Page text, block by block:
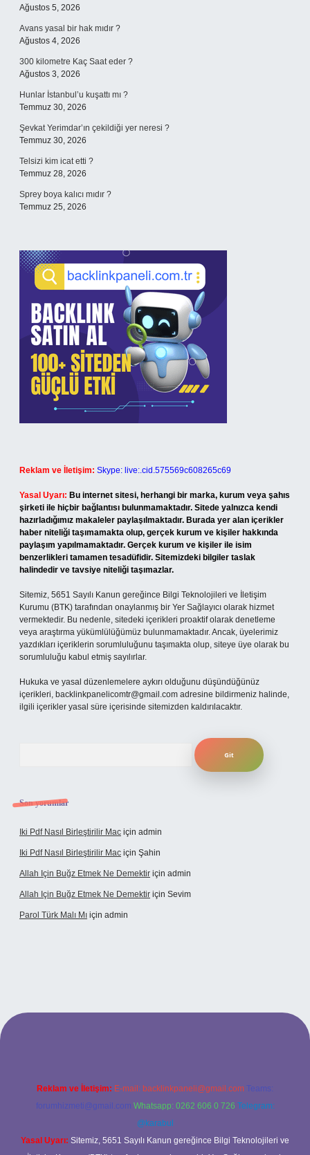
Ağustos 5, 2026
Avans yasal bir hak mıdır ?
Ağustos 4, 2026
300 kilometre Kaç Saat eder ?
Ağustos 3, 2026
Hunlar İstanbul’u kuşattı mı ?
Temmuz 30, 2026
Şevkat Yerimdar’ın çekildiği yer neresi ?
Temmuz 30, 2026
Telsizi kim icat etti ?
Temmuz 28, 2026
Sprey boya kalıcı mıdır ?
Temmuz 25, 2026
Reklam ve İletişim: Skype: live:.cid.575569c608265c69
Yasal Uyarı: Bu internet sitesi, herhangi bir marka, kurum veya şahıs
şirketi ile hiçbir bağlantısı bulunmamaktadır. Sitede yalnızca kendi
hazırladığımız makaleler paylaşılmaktadır. Burada yer alan içerikler
haber niteliği taşımamakta olup, gerçek kurum ve kişiler hakkında
paylaşım yapılmamaktadır. Gerçek kurum ve kişiler ile isim
benzerlikleri tamamen tesadüfidir. Sitemizdeki bilgiler taslak
halindedir ve tavsiye niteliği taşımazlar.
Sitemiz, 5651 Sayılı Kanun gereğince Bilgi Teknolojileri ve İletişim
Kurumu (BTK) tarafından onaylanmış bir Yer Sağlayıcı olarak hizmet
vermektedir. Bu nedenle, sitedeki içerikleri proaktif olarak denetleme
veya araştırma yükümlülüğümüz bulunmamaktadır. Ancak, üyelerimiz
yazdıkları içeriklerin sorumluluğunu taşımakta olup, siteye üye olarak bu
sorumluluğu kabul etmiş sayılırlar.
Hukuka ve yasal düzenlemelere aykırı olduğunu düşündüğünüz
içerikleri, backlinkpanelicomtr@gmail.com adresine bildirmeniz halinde,
ilgili içerikler yasal süre içerisinde sitemizden kaldırılacaktır.
Son yorumlar
Iki Pdf Nasıl Birleştirilir Mac için admin
Iki Pdf Nasıl Birleştirilir Mac için Şahin
Allah Için Buğz Etmek Ne Demektir için admin
Allah Için Buğz Etmek Ne Demektir için Sevim
Parol Türk Malı Mı için admin
Reklam ve İletişim: E-mail: backlinkpaneli@gmail.com Teams:
forumhizmeti@gmail.com Whatsapp: 0262 606 0 726 Telegram:
@karabul
Yasal Uyarı: Sitemiz, 5651 Sayılı Kanun gereğince Bilgi Teknolojileri ve